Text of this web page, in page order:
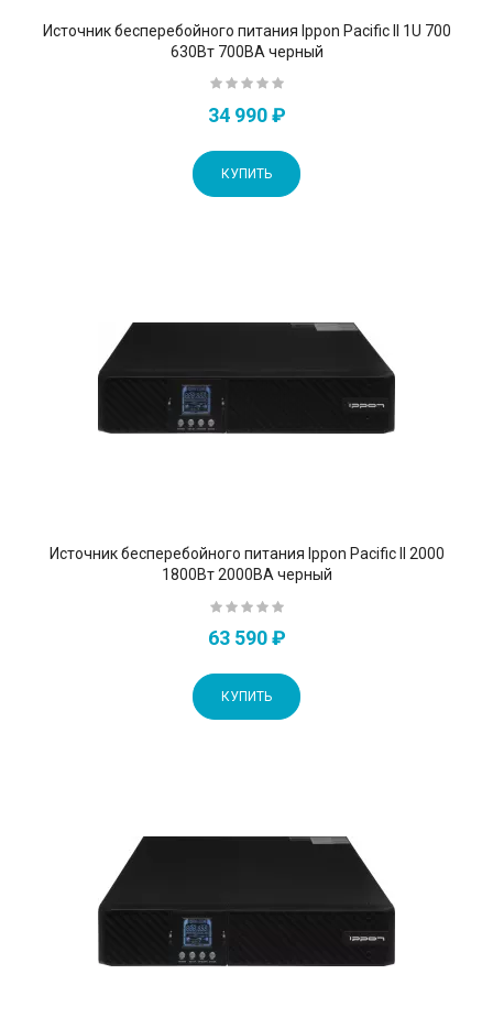
Источник бесперебойного питания Ippon Pacific II 1U 700
630Вт 700ВА черный
34 990 ₽
КУПИТЬ
Источник бесперебойного питания Ippon Pacific II 2000
1800Вт 2000ВА черный
63 590 ₽
КУПИТЬ